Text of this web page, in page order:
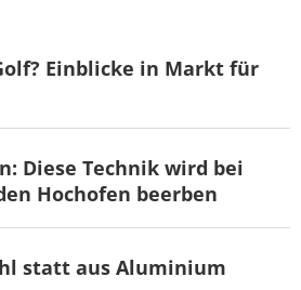
Einblicke in Markt für
Diese Technik wird bei
Hochofen beerben
statt aus Aluminium